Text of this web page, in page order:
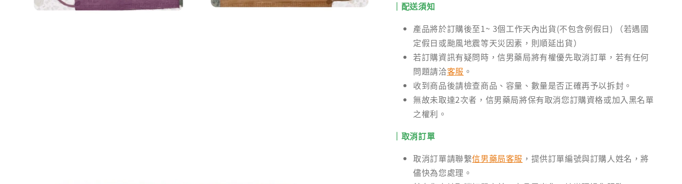
｜配送須知
產品將於訂購後至1~ 3個工作天內出貨(不包含例假日) （若遇國
定假日或颱風地震等天災因素，則順延出貨）
若訂購資訊有疑問時，信男藥局將有權優先取消訂單，若有任何
問題請洽客服 。
收到商品後請檢查商品、容量、數量是否正確再予以拆封。
無故未取達2次者，信男藥局將保有取消您訂購資格或加入黑名單
之權利。
｜取消訂單
取消訂單請聯繫信男藥局客服 ，提供訂單編號與訂購人姓名，將
儘快為您處理。